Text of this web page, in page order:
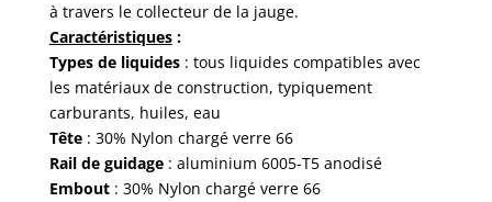
à travers le collecteur de la jauge.
Caractéristiques:
Types de liquides : tous liquides compatibles avec
les matériaux de construction, typiquement
carburants, huiles, eau
Tête : 30% Nylon chargé verre 66
Rail de guidage: aluminium 6005-T5 anodisé
Embout: 30% Nylon chargé verre 66